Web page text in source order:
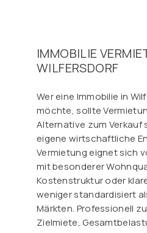
IMMOBILIE
WILFERSDORF
Wer eine Immobilie in
möchte, sollte
Alternative zum Verkauf
eigene wirtschaftliche
Vermietung eignet sich
mit besonderer
Kostenstruktur oder
weniger standardisiert
Märkten. Professionell
Zielmiete,